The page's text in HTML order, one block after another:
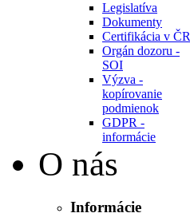
Legislatíva
Dokumenty
Certifikácia v ČR
Orgán dozoru -
SOI
Výzva -
kopírovanie
podmienok
GDPR -
informácie
O nás
Informácie